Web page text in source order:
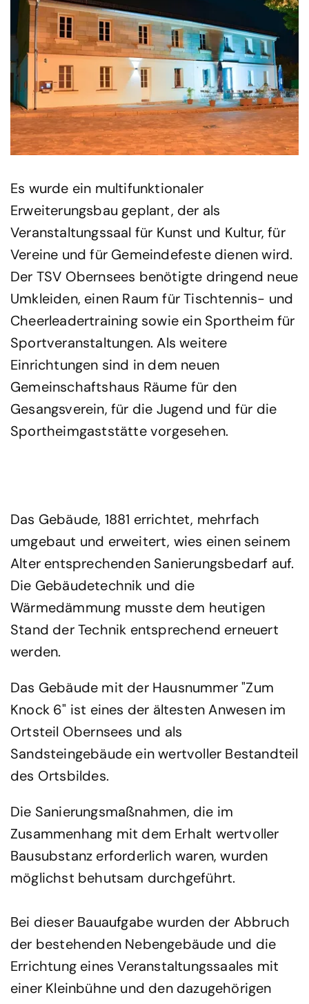
Es wurde ein multifunktionaler
Erweiterungsbau geplant, der als
Veranstaltungssaal für Kunst und Kultur, für
Vereine und für Gemeindefeste dienen wird.
Der TSV Obernsees benötigte dringend neue
Umkleiden, einen Raum für Tischtennis- und
Cheerleadertraining sowie ein Sportheim für
Sportveranstaltungen. Als weitere
Einrichtungen sind in dem neuen
Gemeinschaftshaus Räume für den
Gesangsverein, für die Jugend und für die
Sportheimgaststätte vorgesehen.
Das Gebäude, 1881 errichtet, mehrfach
umgebaut und erweitert, wies einen seinem
Alter entsprechenden Sanierungsbedarf auf.
Die Gebäudetechnik und die
Wärmedämmung musste dem heutigen
Stand der Technik entsprechend erneuert
werden.
Das Gebäude mit der Hausnummer "Zum
Knock 6" ist eines der ältesten Anwesen im
Ortsteil Obernsees und als
Sandsteingebäude ein wertvoller Bestandteil
des Ortsbildes.
Die Sanierungsmaßnahmen, die im
Zusammenhang mit dem Erhalt wertvoller
Bausubstanz erforderlich waren, wurden
möglichst behutsam durchgeführt.
Bei dieser Bauaufgabe wurden der Abbruch
der bestehenden Nebengebäude und die
Errichtung eines Veranstaltungssaales mit
einer Kleinbühne und den dazugehörigen